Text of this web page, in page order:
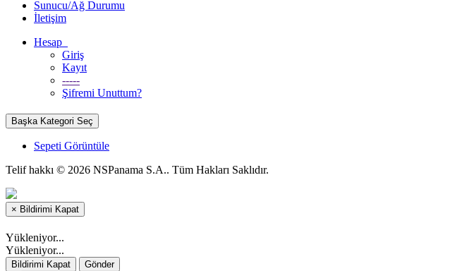
Sunucu/Ağ Durumu
İletişim
Hesap
Giriş
Kayıt
-----
Şifremi Unuttum?
Başka Kategori Seç
Sepeti Görüntüle
Telif hakkı © 2026 NSPanama S.A.. Tüm Hakları Saklıdır.
× Bildirimi Kapat
Yükleniyor...
Yükleniyor...
Bildirimi Kapat
Gönder